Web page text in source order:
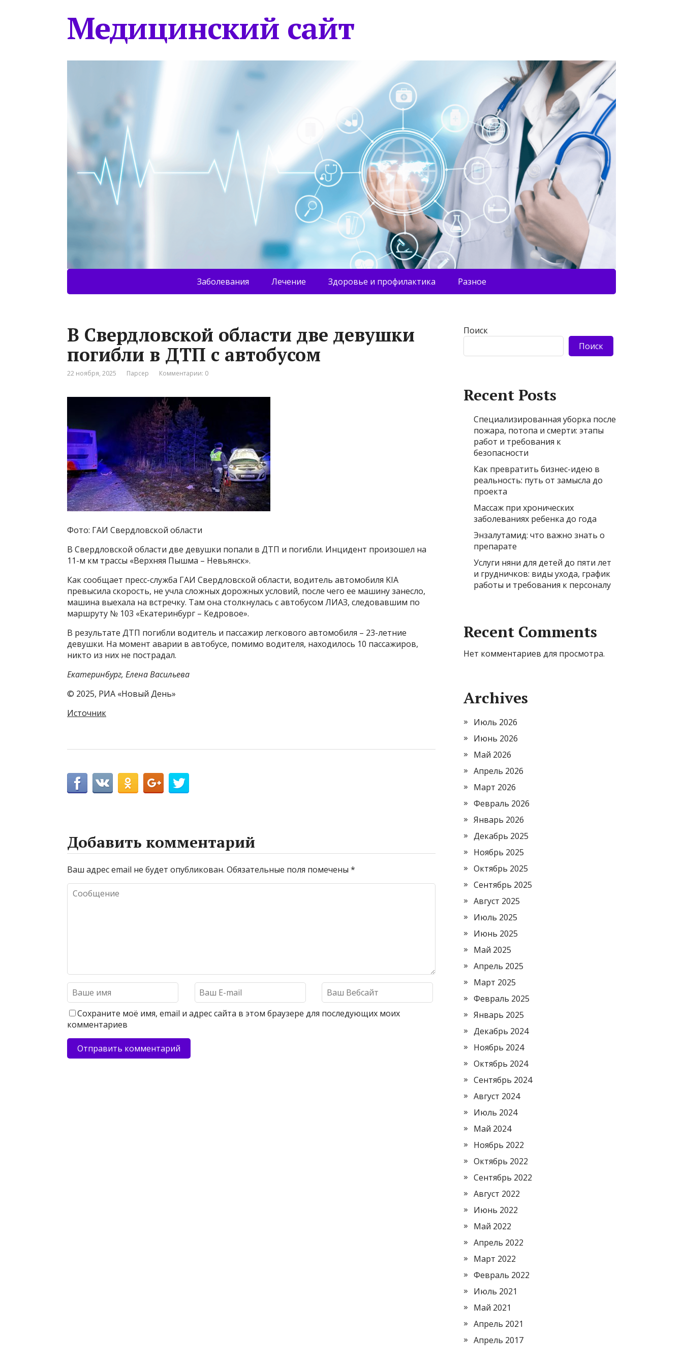
Медицинский сайт
Заболевания Лечение Здоровье и профилактика Разное
В Свердловской области две девушки
погибли в ДТП с автобусом
22 ноября, 2025 Парсер Комментарии: 0
Фото: ГАИ Свердловской области
В Свердловской области две девушки попали в ДТП и погибли. Инцидент произошел на
11-м км трассы «Верхняя Пышма – Невьянск».
Как сообщает пресс-служба ГАИ Свердловской области, водитель автомобиля KIA
превысила скорость, не учла сложных дорожных условий, после чего ее машину занесло,
машина выехала на встречку. Там она столкнулась с автобусом ЛИАЗ, следовавшим по
маршруту № 103 «Екатеринбург – Кедровое».
В результате ДТП погибли водитель и пассажир легкового автомобиля – 23-летние
девушки. На момент аварии в автобусе, помимо водителя, находилось 10 пассажиров,
никто из них не пострадал.
Екатеринбург, Елена Васильева
© 2025, РИА «Новый День»
Источник
Добавить комментарий
Ваш адрес email не будет опубликован. Обязательные поля помечены *
Сохраните моё имя, email и адрес сайта в этом браузере для последующих моих
комментариев
Поиск
Поиск
Recent Posts
Специализированная уборка после
пожара, потопа и смерти: этапы
работ и требования к
безопасности
Как превратить бизнес-идею в
реальность: путь от замысла до
проекта
Массаж при хронических
заболеваниях ребенка до года
Энзалутамид: что важно знать о
препарате
Услуги няни для детей до пяти лет
и грудничков: виды ухода, график
работы и требования к персоналу
Recent Comments
Нет комментариев для просмотра.
Archives
Июль 2026
Июнь 2026
Май 2026
Апрель 2026
Март 2026
Февраль 2026
Январь 2026
Декабрь 2025
Ноябрь 2025
Октябрь 2025
Сентябрь 2025
Август 2025
Июль 2025
Июнь 2025
Май 2025
Апрель 2025
Март 2025
Февраль 2025
Январь 2025
Декабрь 2024
Ноябрь 2024
Октябрь 2024
Сентябрь 2024
Август 2024
Июль 2024
Май 2024
Ноябрь 2022
Октябрь 2022
Сентябрь 2022
Август 2022
Июнь 2022
Май 2022
Апрель 2022
Март 2022
Февраль 2022
Июль 2021
Май 2021
Апрель 2021
Апрель 2017